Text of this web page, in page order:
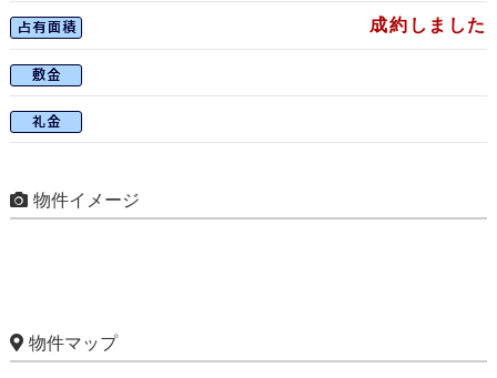
成約しました
物件イメージ
物件マップ